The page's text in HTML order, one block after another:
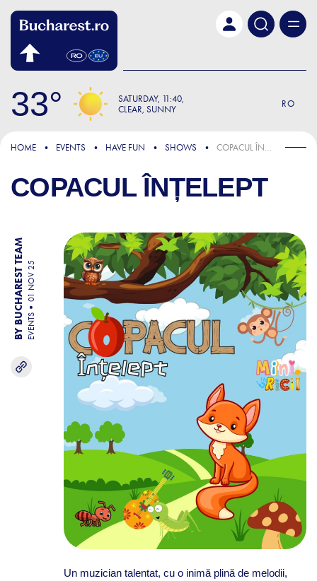
33 SATURDAY 11:40
CLEAR, SUNNY
RO
HOME EVENTS HAVE FUN SHOWS COPACUL ÎNȚELEPT
COPACUL ÎNȚELEPT
BY BUCHAREST TEAM EVENTS
01 NOV 25
Un muzician talentat, cu o inimă plină de melodii,